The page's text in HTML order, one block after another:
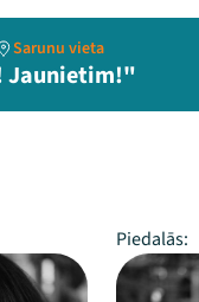
Sarunu vieta
Jaunietim!"
Piedalās: